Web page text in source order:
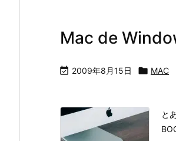
Mac de
 2009年8月15日  MAC
と